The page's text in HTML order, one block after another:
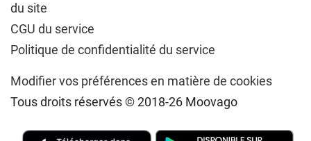
du site
CGU du service
Politique de confidentialité du service
Modifier vos préférences en matière de cookies
Tous droits réservés © 2018-26 Moovago